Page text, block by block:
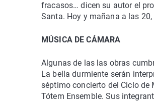
fracasos… dicen su autor el
Santa. Hoy y mañana a las
MÚSICA DE CÁMARA
Algunas de las las obras
La bella durmiente serán
séptimo concierto del Ciclo de
Tótem Ensemble. Sus